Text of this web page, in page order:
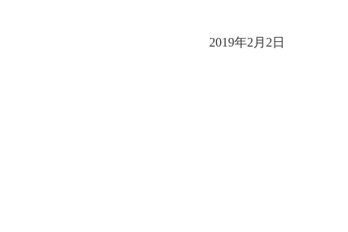
2019年2月2日